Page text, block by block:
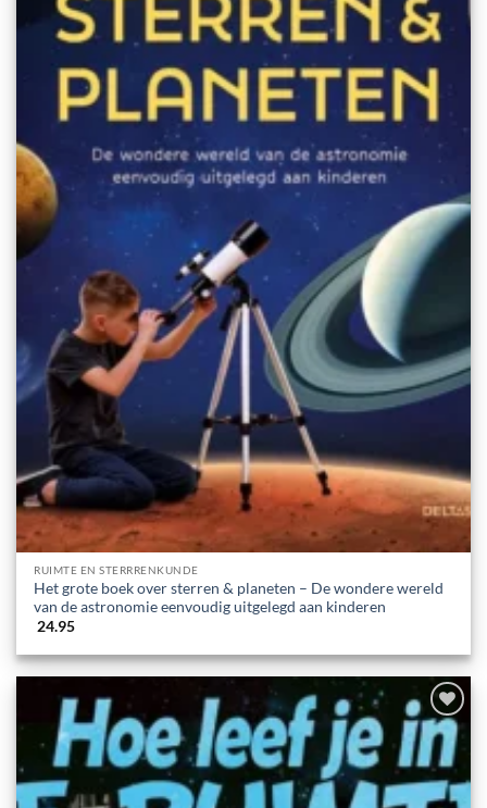
RUIMTE EN STERRRENKUNDE
Het grote boek over sterren & planeten – De wondere wereld
van de astronomie eenvoudig uitgelegd aan kinderen
24.95